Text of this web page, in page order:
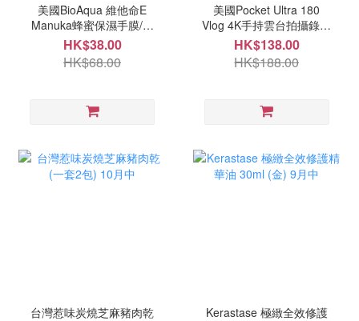
美國BioAqua 維他命E
Manuka蜂蜜保濕手膜/腳
膜(一套5片) 10月中
HK$38.00
HK$68.00
美國Pocket Ultra 180
Vlog 4K手持雲台拍攝錄器
10月中
HK$138.00
HK$188.00
台灣惹味炭燒芝麻豬肉乾
Kerastase 極緻全效修護